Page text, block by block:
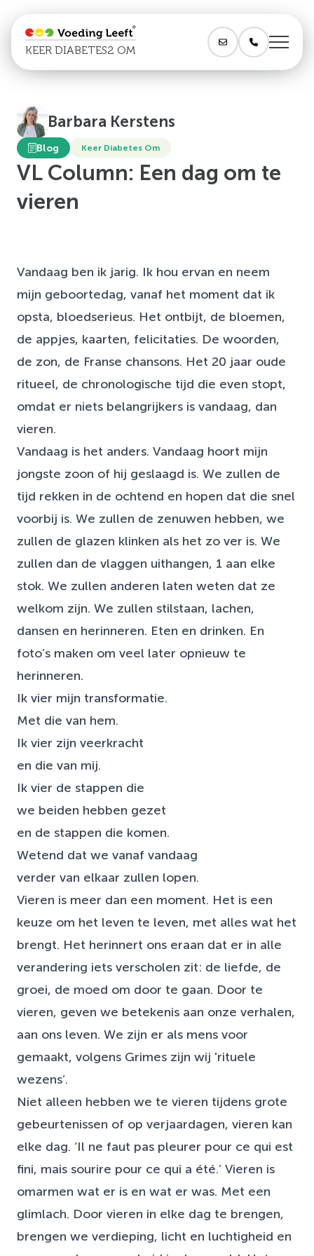
KEER DIABETES2 OM
Barbara Kerstens
Blog Keer Diabetes Om
VL Column: Een dag om te
vieren
Vandaag ben ik jarig. Ik hou ervan en neem
mijn geboortedag, vanaf het moment dat ik
opsta, bloedserieus. Het ontbijt, de bloemen,
de appjes, kaarten, felicitaties. De woorden,
de zon, de Franse chansons. Het 20 jaar oude
ritueel, de chronologische tijd die even stopt,
omdat er niets belangrijkers is vandaag, dan
vieren.
Vandaag is het anders. Vandaag hoort mijn
jongste zoon of hij geslaagd is. We zullen de
tijd rekken in de ochtend en hopen dat die snel
voorbij is. We zullen de zenuwen hebben, we
zullen de glazen klinken als het zo ver is. We
zullen dan de vlaggen uithangen, 1 aan elke
stok. We zullen anderen laten weten dat ze
welkom zijn. We zullen stilstaan, lachen,
dansen en herinneren. Eten en drinken. En
foto’s maken om veel later opnieuw te
herinneren.
Ik vier mijn transformatie.
Met die van hem.
Ik vier zijn veerkracht
en die van mij.
Ik vier de stappen die
we beiden hebben gezet
en de stappen die komen.
Wetend dat we vanaf vandaag
verder van elkaar zullen lopen.
Vieren is meer dan een moment. Het is een
keuze om het leven te leven, met alles wat het
brengt. Het herinnert ons eraan dat er in alle
verandering iets verscholen zit: de liefde, de
groei, de moed om door te gaan. Door te
vieren, geven we betekenis aan onze verhalen,
aan ons leven. We zijn er als mens voor
gemaakt, volgens Grimes zijn wij 'rituele
wezens’.
Niet alleen hebben we te vieren tijdens grote
gebeurtenissen of op verjaardagen, vieren kan
elke dag. ‘Il ne faut pas pleurer pour ce qui est
fini, mais sourire pour ce qui a été.’ Vieren is
omarmen wat er is en wat er was. Met een
glimlach. Door vieren in elke dag te brengen,
brengen we verdieping, licht en luchtigheid en